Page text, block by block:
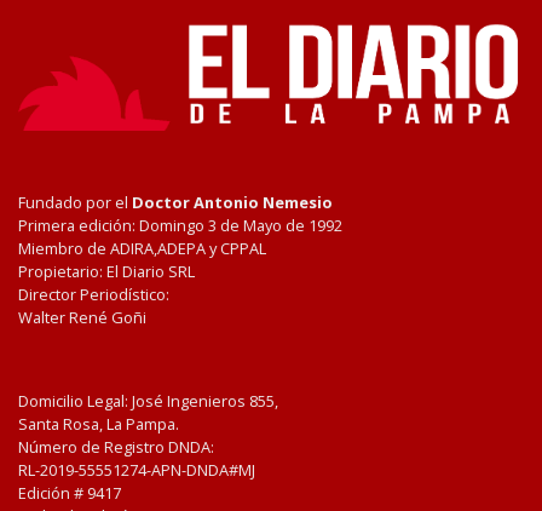
Fundado por el Doctor Antonio Nemesio
Primera edición: Domingo 3 de Mayo de 1992
Miembro de ADIRA,ADEPA y CPPAL
Propietario: El Diario SRL
Director Periodístico:
Walter René Goñi
Domicilio Legal: José Ingenieros 855,
Santa Rosa, La Pampa.
Número de Registro DNDA:
RL-2019-55551274-APN-DNDA#MJ
Edición # 9417